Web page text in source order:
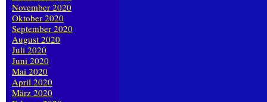
November 2020
Oktober 2020
September 2020
August 2020
Juli 2020
Juni 2020
Mai 2020
April 2020
März 2020